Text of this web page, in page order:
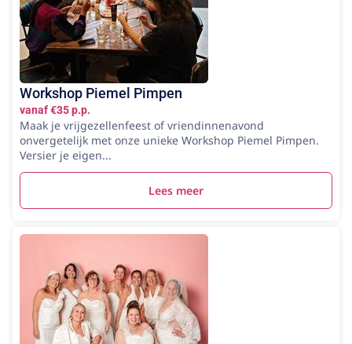
Workshop Piemel Pimpen
vanaf €35 p.p.
Maak je vrijgezellenfeest of vriendinnenavond
onvergetelijk met onze unieke Workshop Piemel Pimpen.
Versier je eigen...
Lees meer